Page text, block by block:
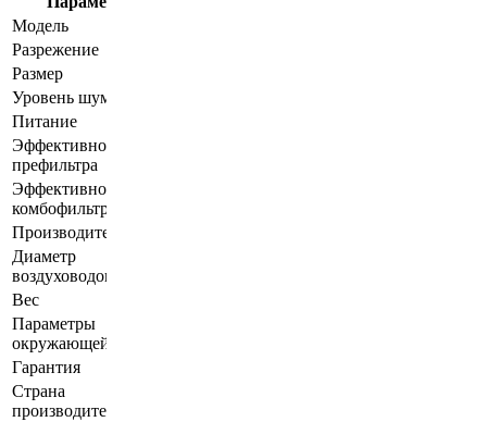
Модель
Разрежение
Размер
Уровень шума
Питание
Эффективность
префильтра
Эффективность
комбофильтра
Производительность
Диаметр
воздуховодов
Вес
Параметры
окружающей среды
Гарантия
Страна
производитель